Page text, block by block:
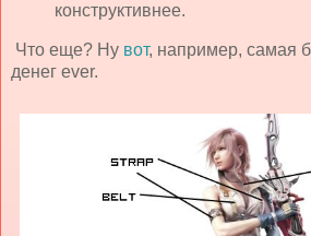
конструктивнее.
Что еще? Ну вот, например, самая
денег ever.